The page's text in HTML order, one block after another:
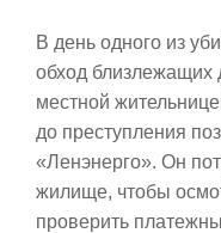
В день одного из
обход близлежащих
местной
до преступления
«Ленэнерго». Он
жилище, чтобы
проверить